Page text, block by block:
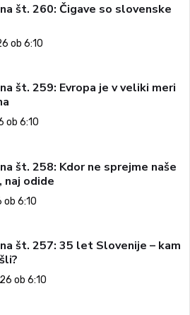
št. 260: Čigave so slovenske
ob 6:10
št. 259: Evropa je v veliki meri
ob 6:10
št. 258: Kdor ne sprejme naše
naj odide
ob 6:10
št. 257: 35 let Slovenije – kam
ob 6:10